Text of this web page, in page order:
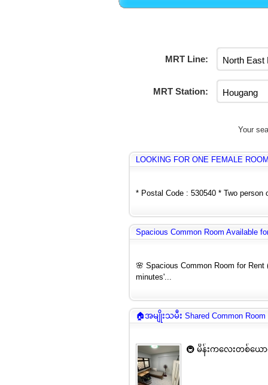
MRT Line:
MRT Station:
Your
LOOKING FOR ONE FEMALE
* Postal Code : 530540 * Two
Spacious Common Room Available
🌸 Spacious Common Room for
minutes'...
🏠အမျိုးသမီး Shared Common Room
🚇 မိန်းကလေးတစ်ယေ